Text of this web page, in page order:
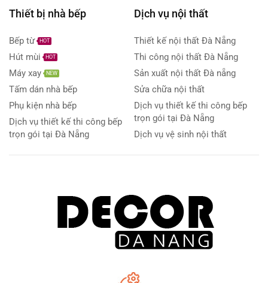
Thiết bị nhà bếp
Bếp từ HOT
Hút mùi HOT
Máy xay NEW
Tấm dán nhà bếp
Phụ kiện nhà bếp
Dịch vụ thiết kế thi công bếp
trọn gói tại Đà Nẵng
Dịch vụ nội thất
Thiết kế nội thất Đà Nẵng
Thi công nội thất Đà Nẵng
Sản xuất nội thất Đà nẵng
Sửa chữa nội thất
Dịch vụ thiết kế thi công bếp
trọn gói tại Đà Nẵng
Dịch vụ vệ sinh nội thất